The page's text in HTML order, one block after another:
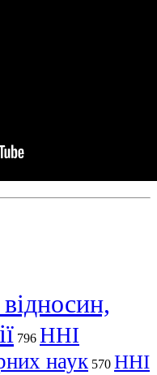
796 ННІ
наук 570 ННІ